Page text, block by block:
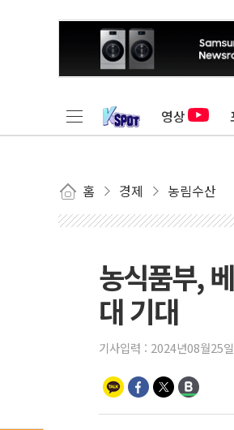
영상
홈 경제 농림수산
농식품부,
대 기대
기사입력 : 2024년08월25